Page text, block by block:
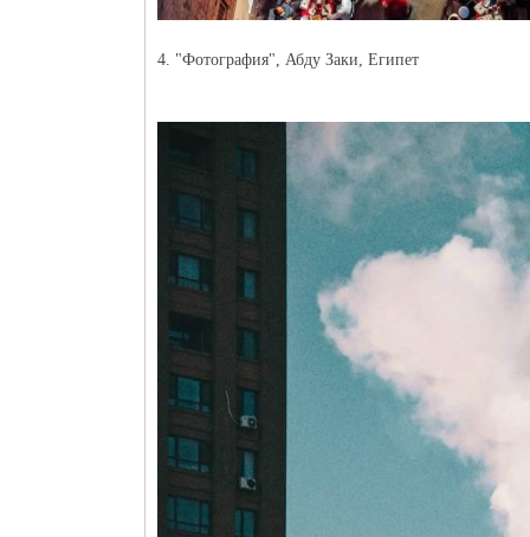
4. "Фотография", Абду Заки, Египет